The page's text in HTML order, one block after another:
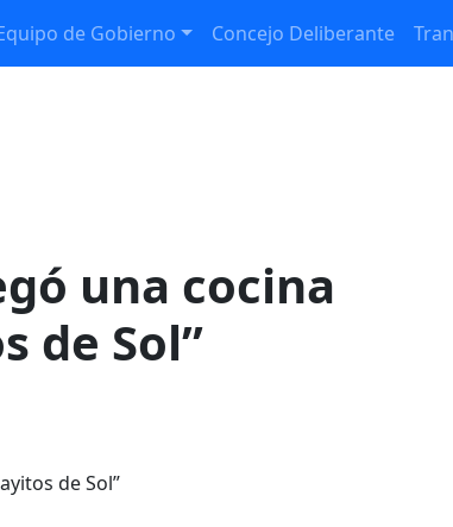
de Gobierno Concejo Deliberante
una cocina
de Sol”